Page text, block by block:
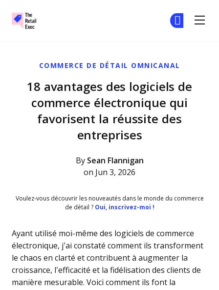
COMMERCE DE DÉTAIL OMNICANAL
18 avantages des logiciels de
commerce électronique qui
favorisent la réussite des
entreprises
By Sean Flannigan
on Jun 3, 2026
Voulez-vous découvrir les nouveautés dans le monde du commerce
de détail ?Oui, inscrivez-moi !
Ayant utilisé moi-même des logiciels de commerce
électronique, j’ai constaté comment ils transforment
le chaos en clarté et contribuent à augmenter la
croissance, l’efficacité et la fidélisation des clients de
manière mesurable. Voici comment ils font la